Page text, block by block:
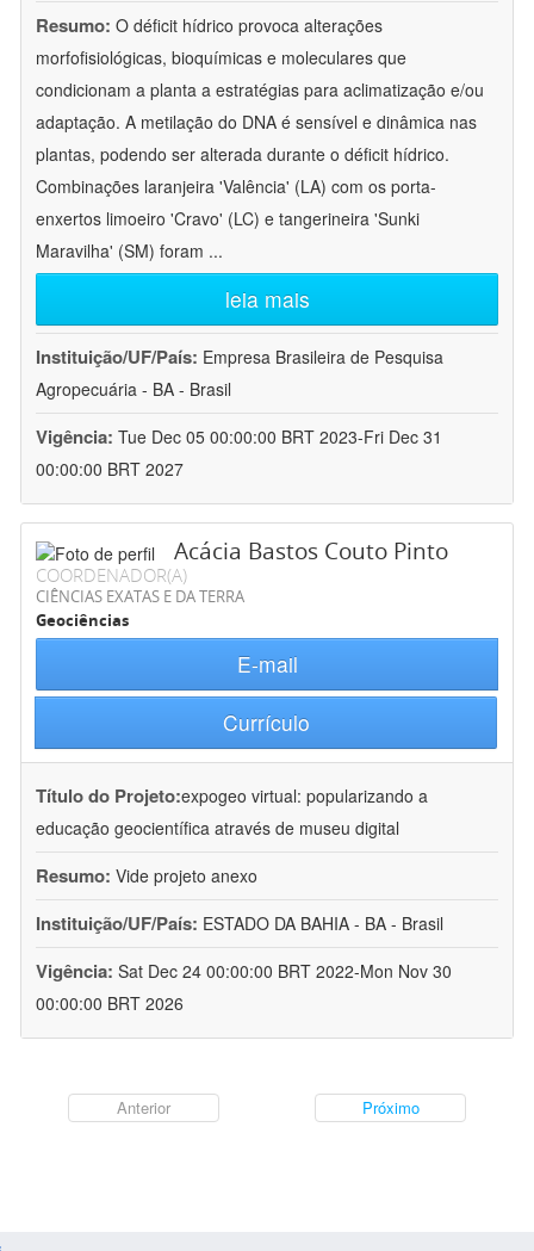
Resumo: O déficit hídrico provoca alterações
morfofisiológicas, bioquímicas e moleculares que
condicionam a planta a estratégias para aclimatização e/ou
adaptação. A metilação do DNA é sensível e dinâmica nas
plantas, podendo ser alterada durante o déficit hídrico.
Combinações laranjeira 'Valência' (LA) com os porta-
enxertos limoeiro 'Cravo' (LC) e tangerineira 'Sunki
Maravilha' (SM) foram ...
leia mais
Instituição/UF/País: Empresa Brasileira de Pesquisa
Agropecuária - BA - Brasil
Vigência: Tue Dec 05 00:00:00 BRT 2023-Fri Dec 31
00:00:00 BRT 2027
Acácia Bastos Couto Pinto
COORDENADOR(A)
CIÊNCIAS EXATAS E DA TERRA
Geociências
E-mail
Currículo
Título do Projeto:expogeo virtual: popularizando a
educação geocientífica através de museu digital
Resumo: Vide projeto anexo
Instituição/UF/País: ESTADO DA BAHIA - BA - Brasil
Vigência: Sat Dec 24 00:00:00 BRT 2022-Mon Nov 30
00:00:00 BRT 2026
Anterior Próximo